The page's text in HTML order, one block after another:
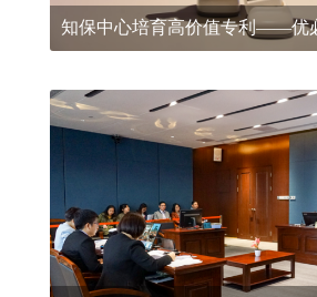
知保中心培育高价值专利——优